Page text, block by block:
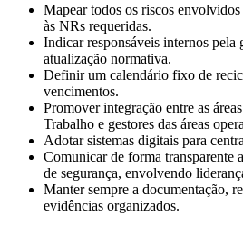
Mapear todos os riscos envolvidos
às NRs requeridas.
Indicar responsáveis internos pela
atualização normativa.
Definir um calendário fixo de
vencimentos.
Promover integração entre as
Trabalho e gestores das áreas
Adotar sistemas digitais para
Comunicar de forma transparente
de segurança, envolvendo
Manter sempre a documentação,
evidências organizados.